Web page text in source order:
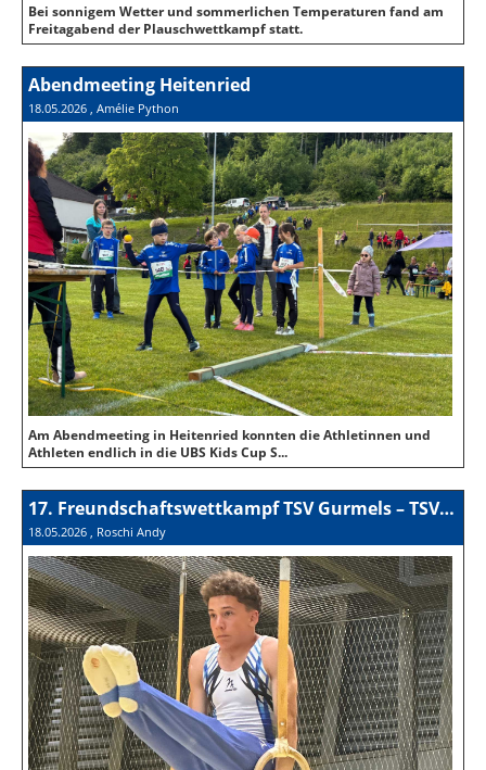
Bei sonnigem Wetter und sommerlichen Temperaturen fand am
Freitagabend der Plauschwettkampf statt.
Abendmeeting Heitenried
18.05.2026 , Amélie Python
Am Abendmeeting in Heitenried konnten die Athletinnen und
Athleten endlich in die UBS Kids Cup S...
17. Freundschaftswettkampf TSV Gurmels – TSV Wünnewil 2026
18.05.2026 , Roschi Andy